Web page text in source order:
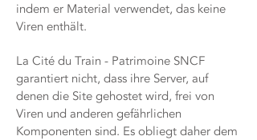
indem er Material verwendet, das keine
Viren enthält.
La Cité du Train - Patrimoine SNCF
garantiert nicht, dass ihre Server, auf
denen die Site gehostet wird, frei von
Viren und anderen gefährlichen
Komponenten sind. Es obliegt daher dem